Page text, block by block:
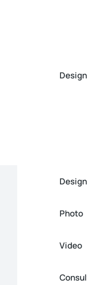
Design
Design
Photo
Video